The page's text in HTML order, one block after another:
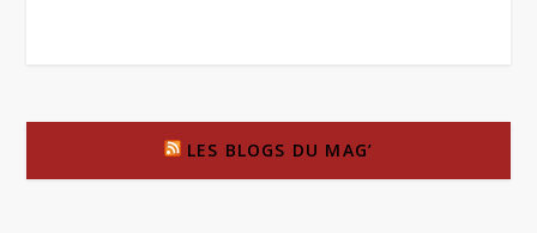
LES BLOGS DU MAG’